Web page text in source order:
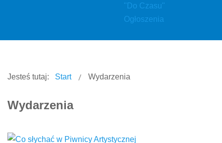
"Do Czasu"
Ogłoszenia
Jesteś tutaj: Start Wydarzenia
Wydarzenia